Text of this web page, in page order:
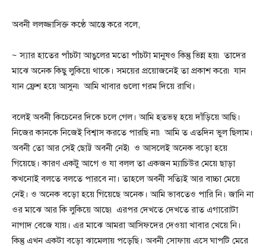
অবনী ললজ্জাসিক্ত কণ্ঠে আস্তে করে বলে,
~ স্যার হাতের পাঁচটা আঙুলের মতো পাঁচটা মানুষও কিন্তু ভিন্ন হয়৷ তাদের
মাঝে অনেক কিছু লুকিয়ে থাকে। সময়ের প্রয়োজনেই তা প্রকাশ করে৷ যান
যান ফ্রেশ হয়ে আসুন৷ আমি খাবার গুলো গরম দিয়ে রাখি।
বলেই অবনী কিচেনের দিকে চলে গেল। আমি হতভম্ব হয়ে দাঁড়িয়ে আছি।
নিজের কানকে নিজেই বিশ্বাস করতে পারছি না৷ আমি ত এতদিন ভুল ছিলাম।
অবনী তো আর সেই ছোট্ট অবনী নেই৷ ও আসলেই অনেক বড়ো হয়ে
গিয়েছে। কারণ একটু আগে ও যা বলল তা একজন ম্যাচিউর মেয়ে ছাড়া
কখনোই বলতে বলতে পারবে না। তাহলে অবনী সত্যিই আর বাচ্চা মেয়ে
নেই। ও অনেক বড়ো হয়ে গিয়েছে অনেক। আমি ভাবতেও পারি নি। জানি না
ওর মাঝে আর কি লুকিয়ে আছে৷ এরপর দেখতে দেখতে রাত এগারোটা
নাগাদ বেজে যায়। এর মাঝে আমরা আসিফদের দেওয়া খাবার খেয়ে নি।
কিন্তু এখন একটা বড়ো ঝামেলায় পড়েছি। অবনী সোফায় এসে ঘাপটি মেরে